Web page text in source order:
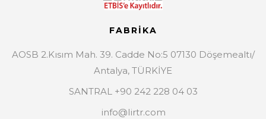
FABRİKA
AOSB 2.Kısım Mah. 39. Cadde No:5 07130 Döşemealtı/
Antalya, TÜRKİYE
SANTRAL +90 242 228 04 03
info@lirtr.com